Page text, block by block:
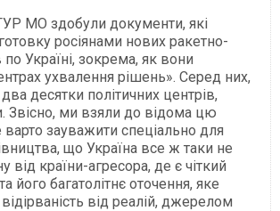
МО здобули документи, які
росіянами нових ракетно-
Україні, зокрема, як вони
ухвалення рішень». Серед них,
десятки політичних центрів,
Звісно, ми взяли до відома цю
зауважити спеціально для
що Україна все ж таки не
від країни-агресора, де є чіткий
його багатолітнє оточення, яке
від реалій, джерелом